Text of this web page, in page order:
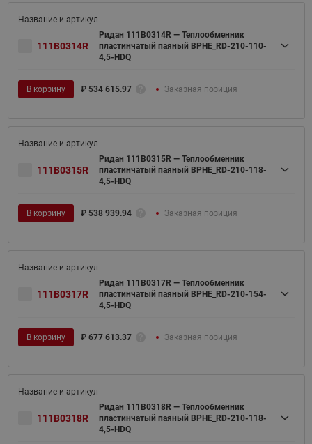
111B0314R
Ридан 111B0314R — Теплообменник
пластинчатый паяный BPHE_RD-210-110-
4,5-HDQ
В корзину ₽ 534 615.97 Заказная позиция
111B0315R
Ридан 111B0315R — Теплообменник
пластинчатый паяный BPHE_RD-210-118-
4,5-HDQ
В корзину ₽ 538 939.94 Заказная позиция
111B0317R
Ридан 111B0317R — Теплообменник
пластинчатый паяный BPHE_RD-210-154-
4,5-HDQ
В корзину ₽ 677 613.37 Заказная позиция
111B0318R
Ридан 111B0318R — Теплообменник
пластинчатый паяный BPHE_RD-210-118-
4,5-HDQ